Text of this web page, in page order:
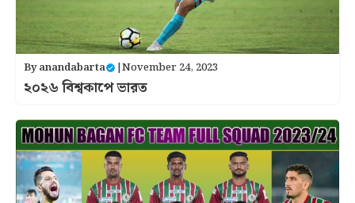
Byanandabarta |November 24, 2023
২০২৬ বিশ্বকাপে ভারত